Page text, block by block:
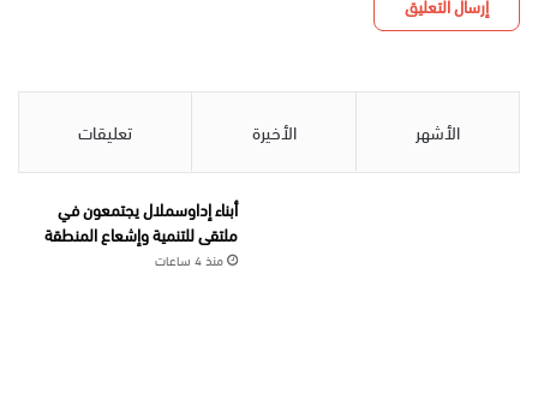
الأشهر الأخيرة تعليقات
أبناء إداوسملال يجتمعون في
ملتقى للتنمية وإشعاع المنطقة
منذ 4 ساعات